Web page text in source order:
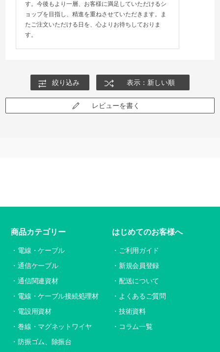
す。今後もより一層、お客様に満足していただけるシ
ョップを目指し、精進を重ねさせていただきます。ま
たご注文いただける日を、心よりお待ちしておりま
す。
絞り込み 表示：新しい順
レビューを書く
商品カテゴリー
電線・ケーブル
通信ケーブル
通信関連資材
電線・ケーブル接続処理材
電設用資材
巻線・マグネットワイヤ
防振ゴム、除振台
はじめてのお客様へ
ご利用ガイド
新規会員登録
配送について
よくあるご質問
技術資料
コラム一覧